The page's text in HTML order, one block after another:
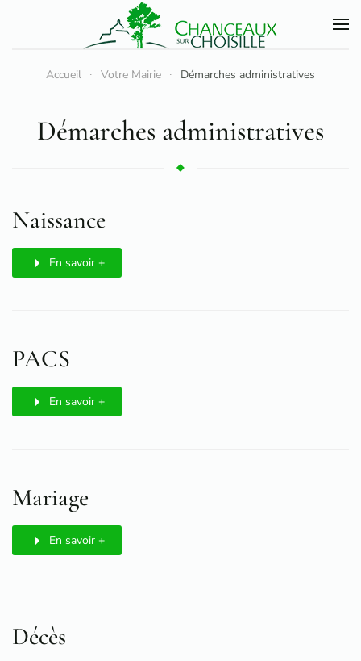
Accéder au contenu principal
Accueil Votre Mairie Démarches administratives
Démarches administratives
Naissance
En savoir +
PACS
En savoir +
Mariage
En savoir +
Décès